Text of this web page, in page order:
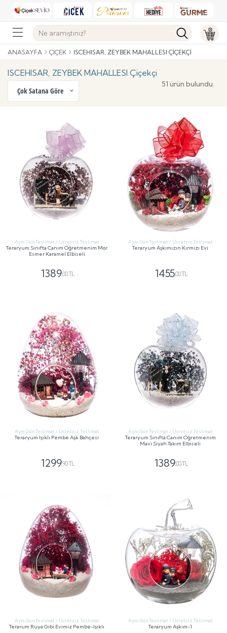
ANASAYFA ÇIÇEK ISCEHISAR, ZEYBEK MAHALLESI ÇIÇEKÇI
ISCEHISAR, ZEYBEK MAHALLESI Çiçekçi
Çok Satana Göre
51 ürün bulundu.
Aynı Gün Teslimat / Ücretsiz Teslimat
Teraryum Sınıfta Canım Öğretmenim Mor
Esmer Karamel Elbiseli
1389,00 TL
Aynı Gün Teslimat / Ücretsiz Teslimat
Teraryum Aşkımızın Kırmızı Evi
1455,00 TL
Aynı Gün Teslimat / Ücretsiz Teslimat
Teraryum Işıklı Pembe Aşk Bahçesi
1299,90 TL
Aynı Gün Teslimat / Ücretsiz Teslimat
Teraryum Sınıfta Canım Öğretmenim
Mavi Siyah Takım Elbiseli
1389,00 TL
Aynı Gün Teslimat / Ücretsiz Teslimat
Terarum Rüya Gibi Evimiz Pembe-Işıklı
Aynı Gün Teslimat / Ücretsiz Teslimat
Teraryum Aşkım-1